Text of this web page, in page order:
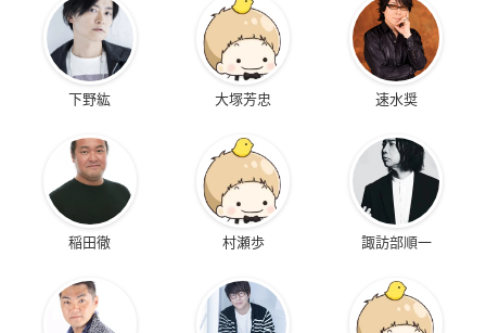
下野紘 大塚芳忠 速水奨
稲田徹 村瀬歩 諏訪部順一